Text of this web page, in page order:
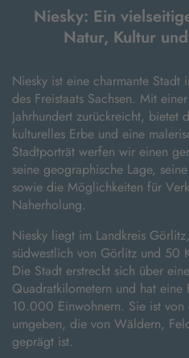
Niesky: Ein
Natur, Kultur
Niesky ist eine charmante
des Freistaats Sachsen. Mit
Jahrhundert zurückreicht, bietet
kulturelles Erbe und eine
Stadtporträt werfen wir einen
seine geographische Lage,
sowie die Möglichkeiten für
Naherholung.
Niesky liegt im Landkreis
südwestlich von Görlitz und 50
Die Stadt erstreckt sich über
Quadratkilometern und hat eine
10.000 Einwohnern. Sie ist von
umgeben, die von Wäldern,
geprägt ist.